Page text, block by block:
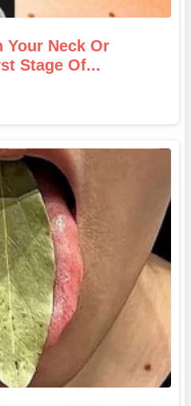
Your Neck Or
Stage Of...